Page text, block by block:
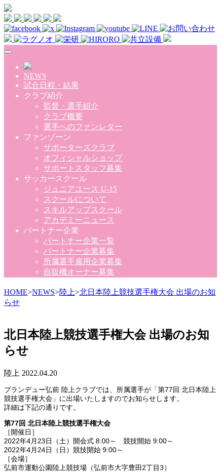
Skip to main content
NEWS
試合日程・結果
クラブ紹介
監督・選手紹介
クラブ概要
選手へのファンレター
ファンゾーン
サポーターズクラブ
オフィシャルショップ
サポートスタッフ募集
サッカースクール
ジュニアユース U-15
スクールについて
スキルアップスクール
アカデミーニュース
パートナー企業
パートナー企業一覧
パートナー企業募集
所属選手雇用企業募集
自販機オーナー募集
HOME>NEWS>陸上>北日本陸上競技選手権大会 出場のお知
らせ
北日本陸上競技選手権大会 出場のお知
らせ
陸上 2022.04.20
ブランデュー弘前 陸上クラブでは、所属選手が「第77回 北日本陸上
競技選手権大会」に出場いたしますのでお知らせします。
詳細は下記の通りです。
第77回 北日本陸上競技選手権大会
［開催日］
2022年4月23日（土）開会式 8:00～ 競技開始 9:00～
2022年4月24日（日）競技開始 9:00～
［会場］
弘前市運動公園陸上競技場（弘前市大字豊田2丁目3）